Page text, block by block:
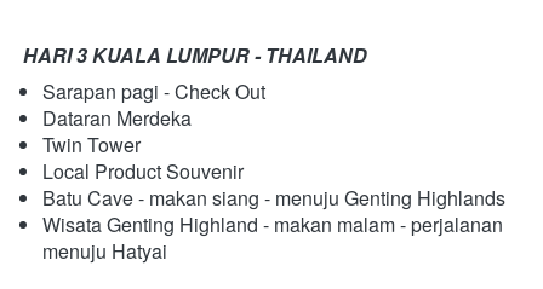
HARI 3 KUALA LUMPUR - THAILAND
Sarapan pagi - Check Out
Dataran Merdeka
Twin Tower
Local Product Souvenir
Batu Cave - makan siang - menuju Genting Highlands
Wisata Genting Highland - makan malam - perjalanan
menuju Hatyai